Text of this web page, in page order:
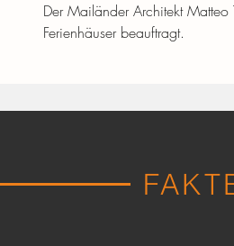
Der Mailänder Architekt
Ferienhäuser beauftragt.